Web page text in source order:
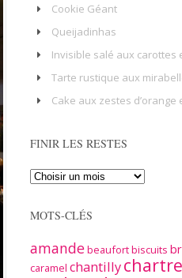
Cookie Géant
Queijadinhas
Invisible salé aux carottes
Tarte rustique aux
Cake aux zestes d’orange
FINIR LES RESTES
MOTS-CLÉS
amandebeaufortbiscuits
caramel chantilly